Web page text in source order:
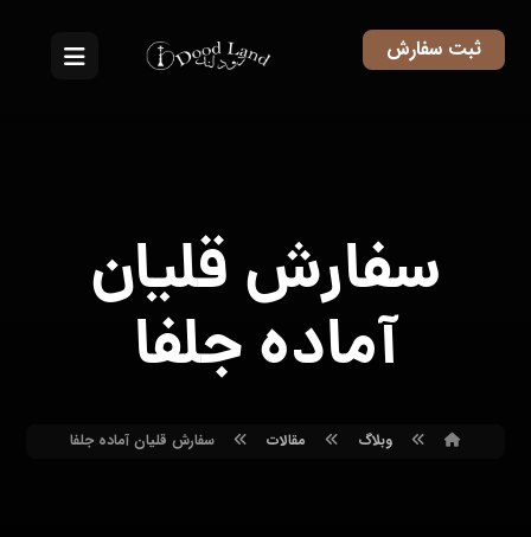
ثبت سفارش
سفارش قلیان
آماده جلفا
وبلاگ مقالات سفارش قلیان آماده جلفا